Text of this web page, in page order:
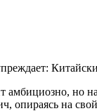
амбициозно, но
опираясь на